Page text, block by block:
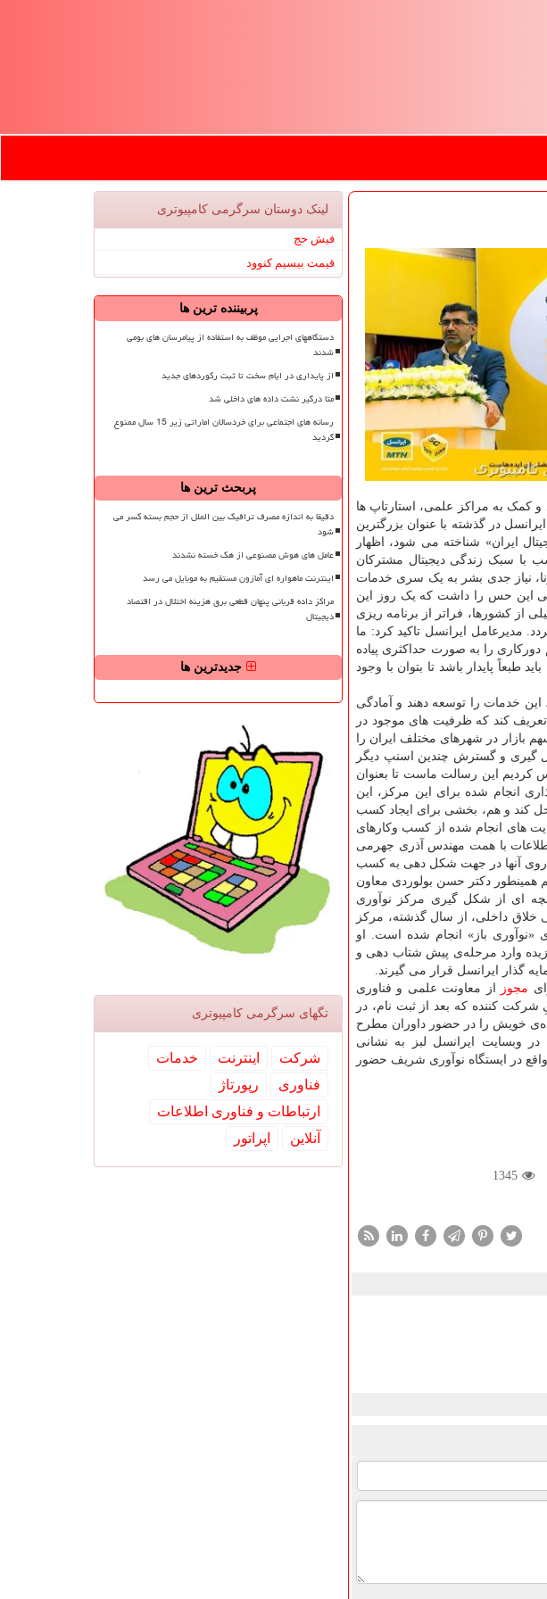
و کمک به مراکز علمی، استارتاپ ها
در گذشته با عنوان بزرگترین
ایران» شناخته می شود، اظهار
با سبک زندگی دیجیتال مشترکان
نیاز جدی بشر به یک سری خدمات
این حس را داشت که یک روز این
از کشورها، فراتر از برنامه ریزی
مدیرعامل ایرانسل تاکید کرد: ما
دورکاری را به صورت حداکثری پیاده
و شبکه باید طبعاً پایدار باشد تا بتوان با وجود
خدمات را توسعه دهند و آمادگی
تعریف کند که ظرفیت های موجود در
هم سرمایه گذاری در اسنپ، به درستی انجام شد و الان بیشتر از ۸۵ درصد سهم بازار در شهرهای مختلف ایران را
گیری و گسترش چندین اسنپ دیگر
کردیم این رسالت ماست تا بعنوان
انجام شده برای این مرکز، این
کند و هم، بخشی برای ایجاد کسب
های انجام شده از کسب وکارهای
با همت مهندس آذری جهرمی
روی آنها در جهت شکل دهی به کسب
همینطور دکتر حسن بولوردی معاون
ای از شکل گیری مرکز نوآوری
خلاق داخلی، از سال گذشته، مرکز
«نوآوری باز» انجام شده است. او
وارد مرحله‌ی پیش شتاب دهی و
گذار ایرانسل قرار می گیرند.
مجوز
از معاونت علمی و فناوری
و فاصله گذاری اجتماعی برگزار گردید و ۱۰ تیم استارتاپیِ شرکت کننده که بعد از ثبت نام، در
ایده‌ی خویش را در حضور داوران مطرح
در ایستگاه نوآوری شریف حضور
1345
لینک دوستان سرگرمی كامپیوتری
فیش حج
قیمت بیسیم کنوود
پربیننده ترین ها
دستگاههای اجرایی موظف به استفاده از پیامرسان های بومی
شدند
از پایداری در ایام سخت تا ثبت رکوردهای جدید
متا درگیر نشت داده های داخلی شد
رسانه های اجتماعی برای خردسالان اماراتی زیر 15 سال ممنوع
گردید
پربحث ترین ها
دقیقا به اندازه مصرف ترافیک بین الملل از حجم بسته کسر می
شود
عامل های هوش مصنوعی از هک خسته نشدند
اینترنت ماهواره ای آمازون مستقیم به موبایل می رسد
مراکز داده قربانی پنهان قطعی برق هزینه اختلال در اقتصاد
دیجیتال
جدیدترین ها
تگهای سرگرمی كامپیوتری
شركت اینترنت
خدمات
فناوری
رپورتاژ
ارتباطات و فناوری اطلاعات
آنلاین
اپراتور